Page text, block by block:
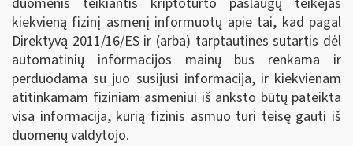
kiekvieną fizinį asmenį informuotų apie tai, kad pagal
Direktyvą 2011/16/ES ir (arba) tarptautines sutartis dėl
automatinių informacijos mainų bus renkama ir
perduodama su juo susijusi informacija, ir kiekvienam
atitinkamam fiziniam asmeniui iš anksto būtų pateikta
visa informacija, kurią fizinis asmuo turi teisę gauti iš
duomenų valdytojo.